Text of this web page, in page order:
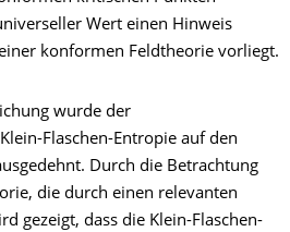
Wert einen Hinweis
konformen Feldtheorie vorliegt.
wurde der
Flaschen-Entropie auf den
Durch die Betrachtung
die durch einen relevanten
gezeigt, dass die Klein-Flaschen-